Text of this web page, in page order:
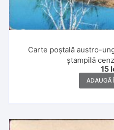
Carte poștală austro-
ștampilă
15
ADAUGĂ